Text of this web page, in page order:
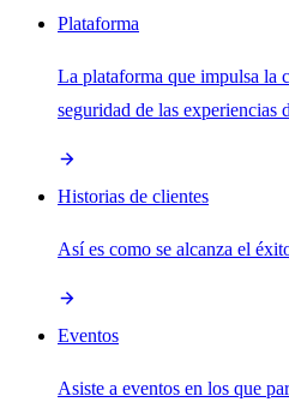
Plataforma
La plataforma que impulsa la
seguridad de las experiencias
Historias de clientes
Así es como se alcanza el
Eventos
Asiste a eventos en los que